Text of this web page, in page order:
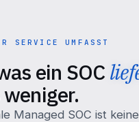
SERVICE UMFASST
ein SOC
Managed SOC ist